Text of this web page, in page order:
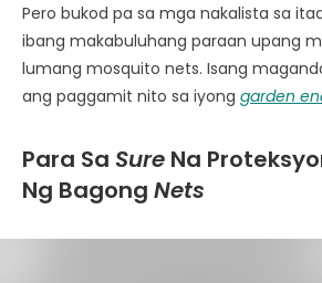
Pero bukod pa sa mga nakalista sa
ibang makabuluhang paraan upang
lumang mosquito nets. Isang
ang paggamit nito sa iyong garden
Para Sa Sure Na
Ng Bagong Nets